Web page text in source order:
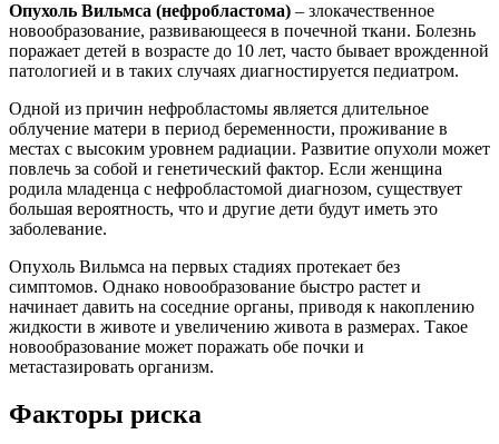
Опухоль Вильмса (нефробластома) – злокачественное
новообразование, развивающееся в почечной ткани. Болезнь
поражает детей в возрасте до 10 лет, часто бывает врожденной
патологией и в таких случаях диагностируется педиатром.
Одной из причин нефробластомы является длительное
облучение матери в период беременности, проживание в
местах с высоким уровнем радиации. Развитие опухоли может
повлечь за собой и генетический фактор. Если женщина
родила младенца с нефробластомой диагнозом, существует
большая вероятность, что и другие дети будут иметь это
заболевание.
Опухоль Вильмса на первых стадиях протекает без
симптомов. Однако новообразование быстро растет и
начинает давить на соседние органы, приводя к накоплению
жидкости в животе и увеличению живота в размерах. Такое
новообразование может поражать обе почки и
метастазировать организм.
Факторы риска